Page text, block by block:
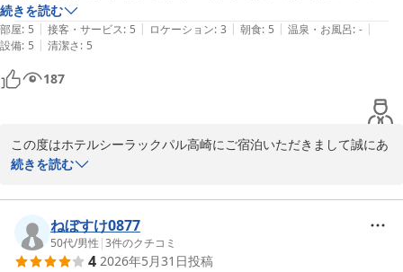
ホテル シーラックパル高崎
水圧が強く、気持ちよく浴びれました。
部屋にある椅子は、ゆったり座る分には良いんですけど、ちょっと仕事
には向かないのかなと思いました。でも、全体的にはすごく良かったで
す。
続きを読む
部屋: 5 | 接客・サービス: 5 | ロケーション: 3 | 朝食: 5 | 温泉・お風呂: - |
設備: 5 | 清潔さ: 5
187
この度はホテルシーラックパル高崎にご宿泊いただきまして誠にあ
りがとうございます。
また様々な観点から、具体的にご感想を下さり重ねてお礼申し上げ
ます。
いつまでもお選びいただけるよう、これからもさらなる設備・サー
続きを読む
ねぼすけ0877
50代/男性 |3件のクチコミ
4 2026年5月31日投稿